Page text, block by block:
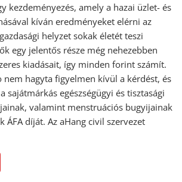
kezdeményezés, amely a hazai üzlet- és
kíván eredményeket elérni az
helyzet sokak életét teszi
egy jelentős része még nehezebben
kiadásait, így minden forint számít.
nem hagyta figyelmen kívül a kérdést, és
sajátmárkás egészségügyi és tisztasági
valamint menstruációs bugyijainak
ÁFA díját. Az aHang civil szervezet